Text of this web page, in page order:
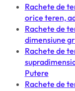
Rachete de
orice teren,
Rachete de
dimensiune
Rachete de
Putere
Rachete de